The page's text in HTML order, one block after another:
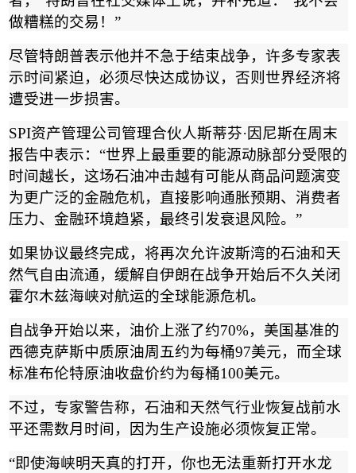
做糟糕的交易！ ”
尽管特朗普表示他并不急于结束战争，许多专家表
示时间紧迫，必须尽快达成协议，否则世界经济将
遭受进一步损害。
SPI资产管理公司管理合伙人斯蒂芬·因尼斯在周末
报告中表示： “世界上最重要的能源动脉部分受限的
时间越长，这场石油冲击越有可能从商品问题演变
为更广泛的金融危机，直接影响通胀预期、消费者
压力、金融环境趋紧，最终引发衰退风险。 ”
如果协议最终完成，将再次允许波斯湾的石油和天
然气自由流通，缓解自伊朗在战争开始后不久关闭
霍尔木兹海峡对航运的全球能源危机。
自战争开始以来，油价上涨了约70%，美国基准的
西德克萨斯中质原油周五约为每桶97美元，而全球
标准布伦特原油收盘价约为每桶100美元。
不过，专家警告称，石油和天然气行业恢复战前水
平还需数月时间，因为生产设施必须恢复正常。
“即使海峡明天真的打开，你也无法重新打开水龙